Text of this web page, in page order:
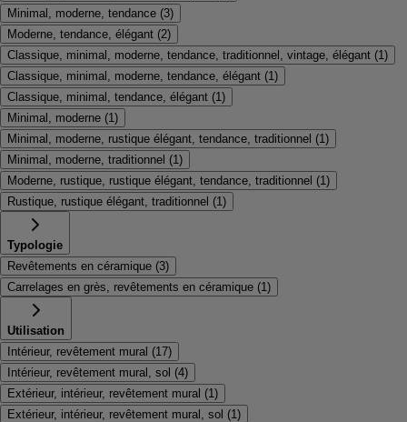
Minimal, moderne, tendance (3)
Moderne, tendance, élégant (2)
Classique, minimal, moderne, tendance, traditionnel, vintage, élégant (1)
Classique, minimal, moderne, tendance, élégant (1)
Classique, minimal, tendance, élégant (1)
Minimal, moderne (1)
Minimal, moderne, rustique élégant, tendance, traditionnel (1)
Minimal, moderne, traditionnel (1)
Moderne, rustique, rustique élégant, tendance, traditionnel (1)
Rustique, rustique élégant, traditionnel (1)
Typologie
Revêtements en céramique (3)
Carrelages en grès, revêtements en céramique (1)
Utilisation
Intérieur, revêtement mural (17)
Intérieur, revêtement mural, sol (4)
Extérieur, intérieur, revêtement mural (1)
Extérieur, intérieur, revêtement mural, sol (1)